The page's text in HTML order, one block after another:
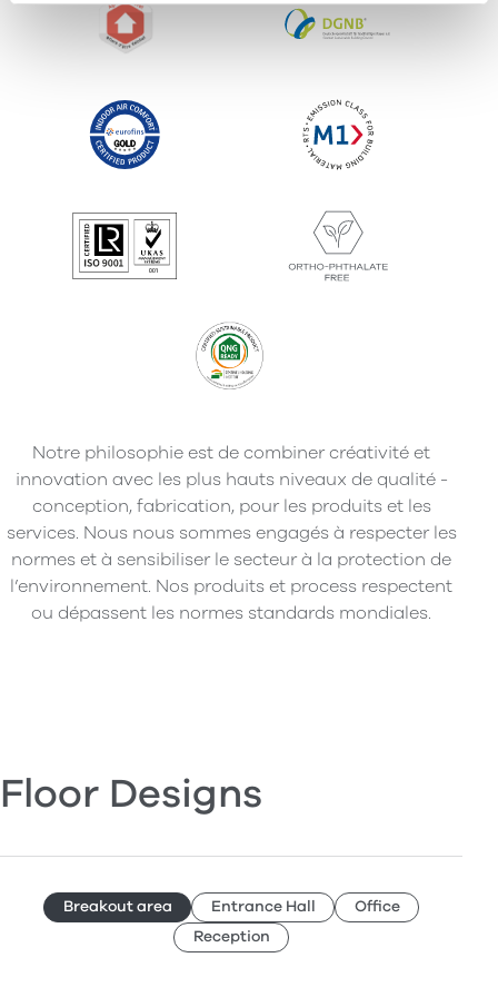
Notre philosophie est de combiner créativité et
innovation avec les plus hauts niveaux de qualité -
conception, fabrication, pour les produits et les
services. Nous nous sommes engagés à respecter les
normes et à sensibiliser le secteur à la protection de
l’environnement. Nos produits et process respectent
ou dépassent les normes standards mondiales.
Floor Designs
Breakout area Entrance Hall
Office
Reception